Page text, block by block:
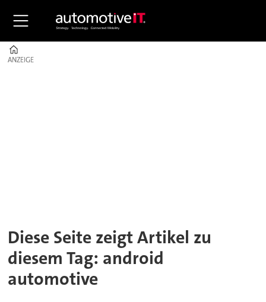
ANZEIGE
ANZEIGE
Diese Seite zeigt Artikel zu
diesem Tag: android
automotive